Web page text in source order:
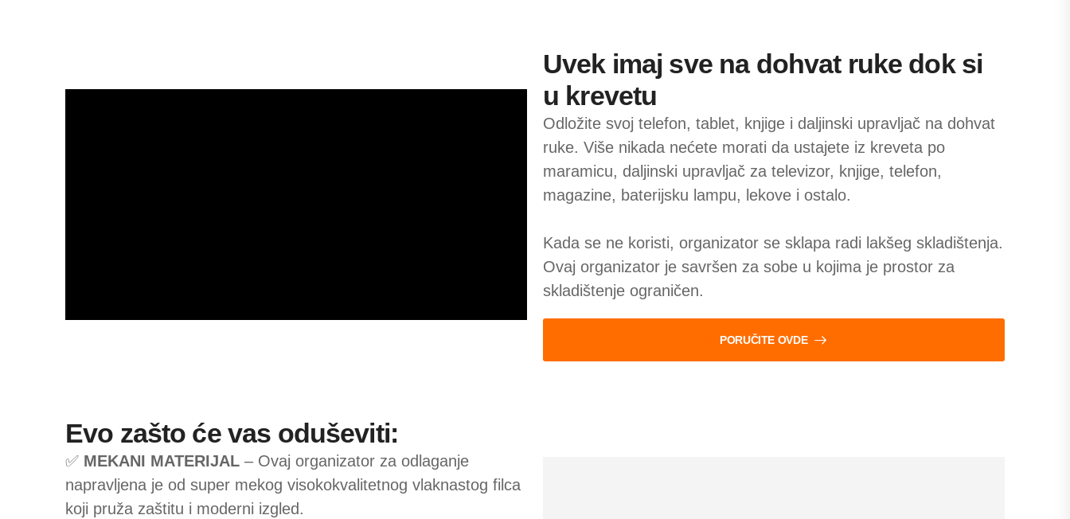
Uvek imaj sve na dohvat ruke dok si
u krevetu
Odložite svoj telefon, tablet, knjige i daljinski upravljač na dohvat
ruke. Više nikada nećete morati da ustajete iz kreveta po
maramicu, daljinski upravljač za televizor, knjige, telefon,
magazine, baterijsku lampu, lekove i ostalo.
Kada se ne koristi, organizator se sklapa radi lakšeg skladištenja.
Ovaj organizator je savršen za sobe u kojima je prostor za
skladištenje ograničen.
PORUČITE OVDE
Evo zašto će vas oduševiti:
✅ MEKANI MATERIJAL – Ovaj organizator za odlaganje
napravljena je od super mekog visokokvalitetnog vlaknastog filca
koji pruža zaštitu i moderni izgled.